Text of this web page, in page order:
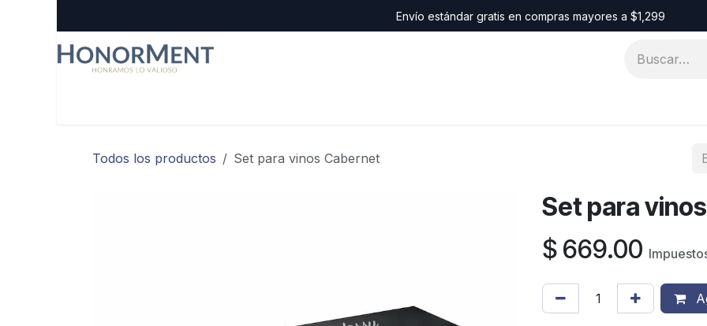
Envío estándar gratis en compras mayores a $1,299
Todos los productos Set para vinos Cabernet
Set para
$ 669.00